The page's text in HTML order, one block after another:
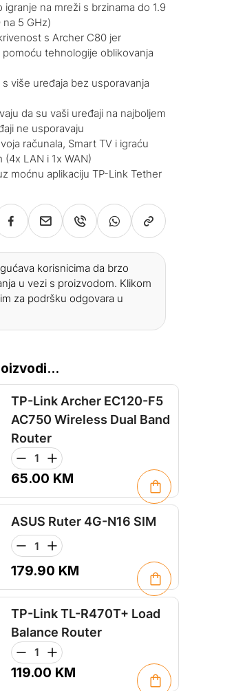
na mreži s brzinama do 1.9
5 GHz)
s Archer C80 jer
tehnologije oblikovanja
više uređaja bez usporavanja
da su vaši uređaji na najboljem
ne usporavaju
računala, Smart TV i igraću
LAN i 1x WAN)
moćnu aplikaciju TP-Link Tether
korisnicima da brzo
u vezi s proizvodom. Klikom
za podršku odgovara u
TP-Link Archer EC120-F5
AC750 Wireless Dual Band
Router
65.00 KM
ASUS Ruter 4G-N16 SIM
179.90 KM
TP-Link TL-R470T+ Load
Balance Router
119.00 KM